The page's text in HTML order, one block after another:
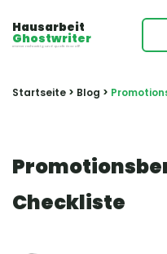
Hausarbeit
Ghostwriter
Immer rechtzeitig und qualitätsvoll!
Startseite > Blog >
Checkliste